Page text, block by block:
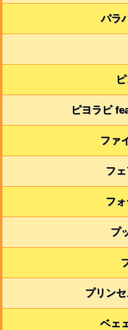
パラ
ピヨラビ
ファ
フ
フ
プ
プリン
ベェ